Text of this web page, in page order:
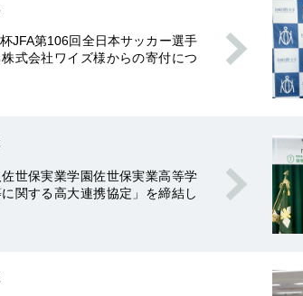
JFA第106回全日本サッカー選手
式会社ワイズ様からの寄付につ
佐世保実業学園佐世保実業高等学
関する高大連携協定」を締結し